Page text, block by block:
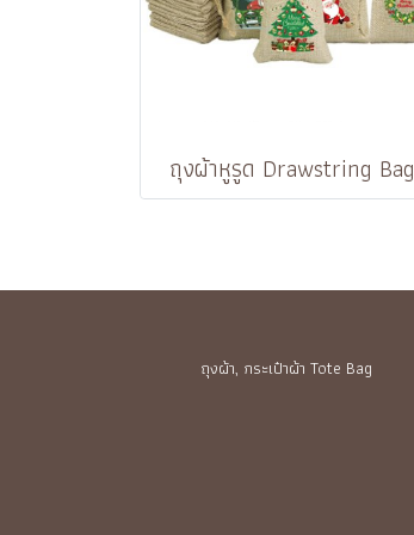
ถุงผ้าหูรูด Drawstring Bag
ถุงผ้า, กระเป๋าผ้า Tote Bag